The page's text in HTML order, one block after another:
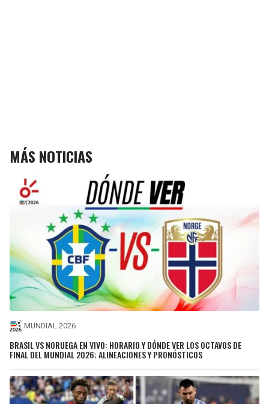
MÁS NOTICIAS
MUNDIAL 2026
BRASIL VS NORUEGA EN VIVO: HORARIO Y DÓNDE VER LOS OCTAVOS DE
FINAL DEL MUNDIAL 2026; ALINEACIONES Y PRONÓSTICOS